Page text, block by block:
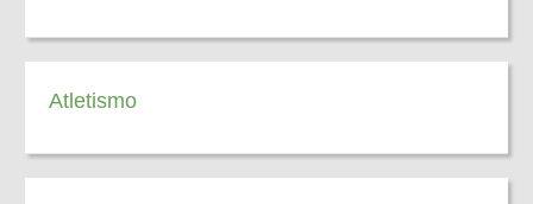
Atletismo